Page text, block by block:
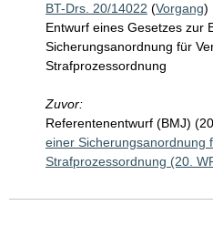
BT-Drs. 20/14022 (Vorgang)
Entwurf eines Gesetzes zur
Sicherungsanordnung für
Strafprozessordnung
Zuvor:
Referentenentwurf (BMJ)
einer Sicherungsanordnung
Strafprozessordnung (20.